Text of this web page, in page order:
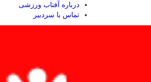
درباره آفتاب ورزشی
تماس با سردبیر